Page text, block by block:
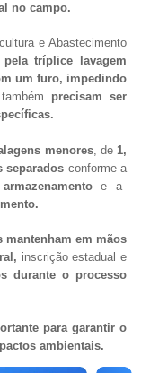
no campo.
e Abastecimento
pela tríplice lavagem
um furo, impedindo
também precisam ser
menores, de 1,
separados conforme a
armazenamento e a
mantenham em mãos
inscrição estadual e
durante o processo
para garantir o
ambientais.